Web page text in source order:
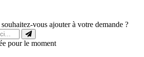
vous ajouter à votre demande ?
pour le moment